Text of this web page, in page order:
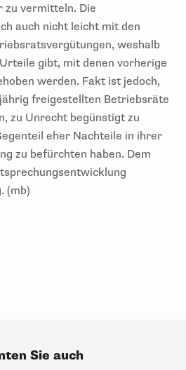
zu vermitteln. Die
auch nicht leicht mit den
weshalb
gibt, mit denen vorherige
werden. Fakt ist jedoch,
freigestellten Betriebsräte
zu Unrecht begünstigt zu
eher Nachteile in ihrer
zu befürchten haben. Dem
(mb)
Sie auch